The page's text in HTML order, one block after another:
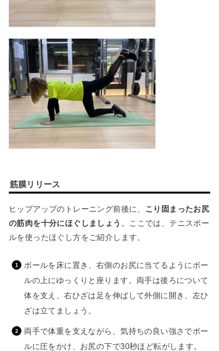
筋膜リリース
ヒップアップのトレーニング前後に、
こり固まったお尻
の筋肉を十分にほぐしましょう 。ここでは、テニスボー
ルを使ったほぐし方をご紹介します。
ボールを床に置き、右側のお尻に当てるようにボー
ルの上にゆっくりと座ります。両手は後ろについて
体を支え、右ひざは足を伸ばして外側に開き、左ひ
ざは立てましょう。
両手で体重を支えながら、気持ちの良い強さでボー
ルに圧をかけ、お尻の下で30秒ほど転がします。